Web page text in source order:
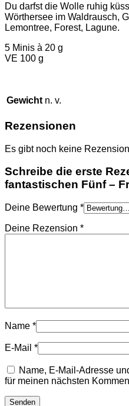
Du darfst die Wolle ruhig
Wörthersee im Waldrausch,
Lemontree, Forest, Lagune.
5 Minis à 20 g
VE 100 g
Gewicht n. v.
Rezensionen
Es gibt noch keine
Schreibe die erste
fantastischen Fünf –
Deine Bewertung *
Deine Rezension *
Name *
E-Mail *
Name, E-Mail-Adresse
für meinen nächsten